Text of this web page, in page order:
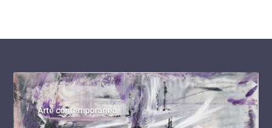
Arte contemporanea